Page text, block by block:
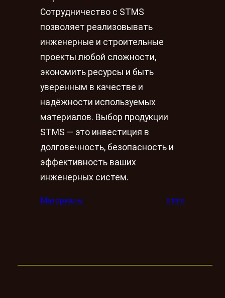
Сотрудничество с STMS
позволяет реализовывать
инженерные и строительные
проекты любой сложности,
экономить ресурсы и быть
уверенным в качестве и
надёжности используемых
материалов. Выбор продукции
STMS — это инвестиция в
долговечность, безопасность и
эффективность ваших
инженерных систем.
Материалы stms